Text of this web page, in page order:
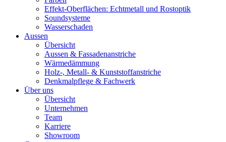
Effekt-Oberflächen: Echtmetall und Rostoptik
Soundsysteme
Wasserschaden
Aussen
Übersicht
Aussen & Fassadenanstriche
Wärmedämmung
Holz-, Metall- & Kunststoffanstriche
Denkmalpflege & Fachwerk
Über uns
Übersicht
Unternehmen
Team
Karriere
Showroom